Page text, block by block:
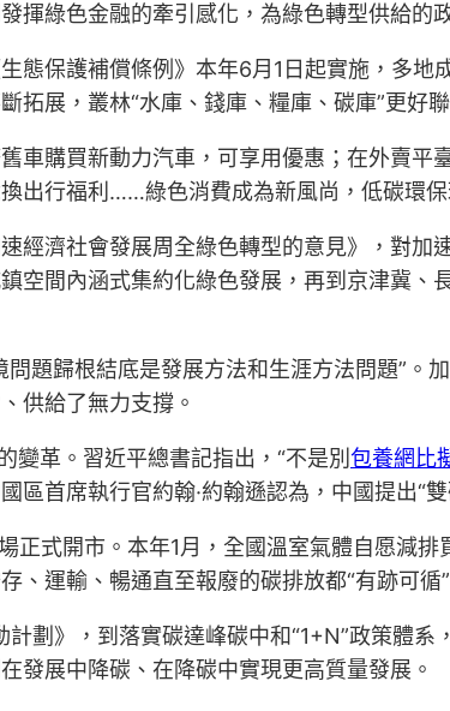
揮綠色金融的牽引感化，為綠色轉型供給的
態保護補償條例》本年6月1日起實施，多
拓展，叢林“水庫、錢庫、糧庫、碳庫”更好聯
車購買新動力汽車，可享用優惠；在外賣
出行福利……綠色消費成為新風尚，低碳環保
經濟社會發展周全綠色轉型的意見》，對
空間內涵式集約化綠色發展，再到京津冀
題歸根結底是發展方法和生涯方法問題”
供給了無力支撐。
變革。習近平總書記指出，“不是別 包養網比
區首席執行官約翰·約翰遜認為，中國提出“
正式開市。本年1月，全國溫室氣體自愿減
、運輸、暢通直至報廢的碳排放都“有跡可循
劃》，到落實碳達峰碳中和“1+N”政策體
發展中降碳、在降碳中實現更高質量發展。